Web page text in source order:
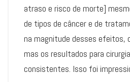
atraso e risco de morte]
de tipos de câncer e de
na magnitude desses efeitos,
mas os resultados para
consistentes. Isso foi